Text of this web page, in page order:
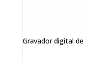
Gravador digital